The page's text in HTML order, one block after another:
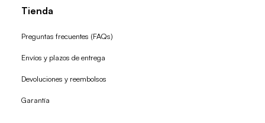
Tienda
Preguntas frecuentes (FAQs)
Envíos y plazos de entrega
Devoluciones y reembolsos
Garantía